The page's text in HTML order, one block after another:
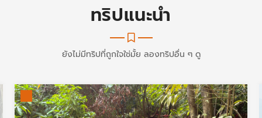
ทริปแนะนำ
ยังไม่มีทริปที่ถูกใจใช่มั้ย ลองทริปอื่น ๆ ดู